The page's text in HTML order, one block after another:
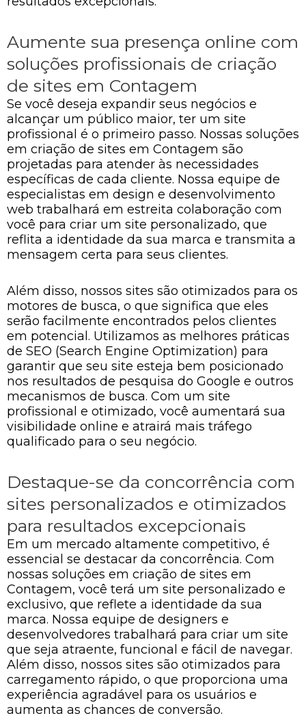
Aumente sua presença online com
soluções profissionais de criação
de sites em Contagem
Se você deseja expandir seus negócios e
alcançar um público maior, ter um site
profissional é o primeiro passo. Nossas soluções
em criação de sites em Contagem são
projetadas para atender às necessidades
específicas de cada cliente. Nossa equipe de
especialistas em design e desenvolvimento
web trabalhará em estreita colaboração com
você para criar um site personalizado, que
reflita a identidade da sua marca e transmita a
mensagem certa para seus clientes.
Além disso, nossos sites são otimizados para os
motores de busca, o que significa que eles
serão facilmente encontrados pelos clientes
em potencial. Utilizamos as melhores práticas
de SEO (Search Engine Optimization) para
garantir que seu site esteja bem posicionado
nos resultados de pesquisa do Google e outros
mecanismos de busca. Com um site
profissional e otimizado, você aumentará sua
visibilidade online e atrairá mais tráfego
qualificado para o seu negócio.
Destaque-se da concorrência com
sites personalizados e otimizados
para resultados excepcionais
Em um mercado altamente competitivo, é
essencial se destacar da concorrência. Com
nossas soluções em criação de sites em
Contagem, você terá um site personalizado e
exclusivo, que reflete a identidade da sua
marca. Nossa equipe de designers e
desenvolvedores trabalhará para criar um site
que seja atraente, funcional e fácil de navegar.
Além disso, nossos sites são otimizados para
carregamento rápido, o que proporciona uma
experiência agradável para os usuários e
aumenta as chances de conversão.